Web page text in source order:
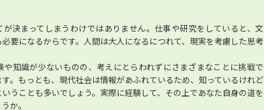
決まってしまうわけではありません。仕事や研究をしていると、文
要になるからです。人間は大人になるにつれて、現実を考慮した思考
や知識が少ないものの、考えにとらわれずにさまざまなことに挑戦で
。もっとも、現代社会は情報があふれているため、知っているけれど
うことも多いでしょう。実際に経験して、その上であなた自身の道を
か。